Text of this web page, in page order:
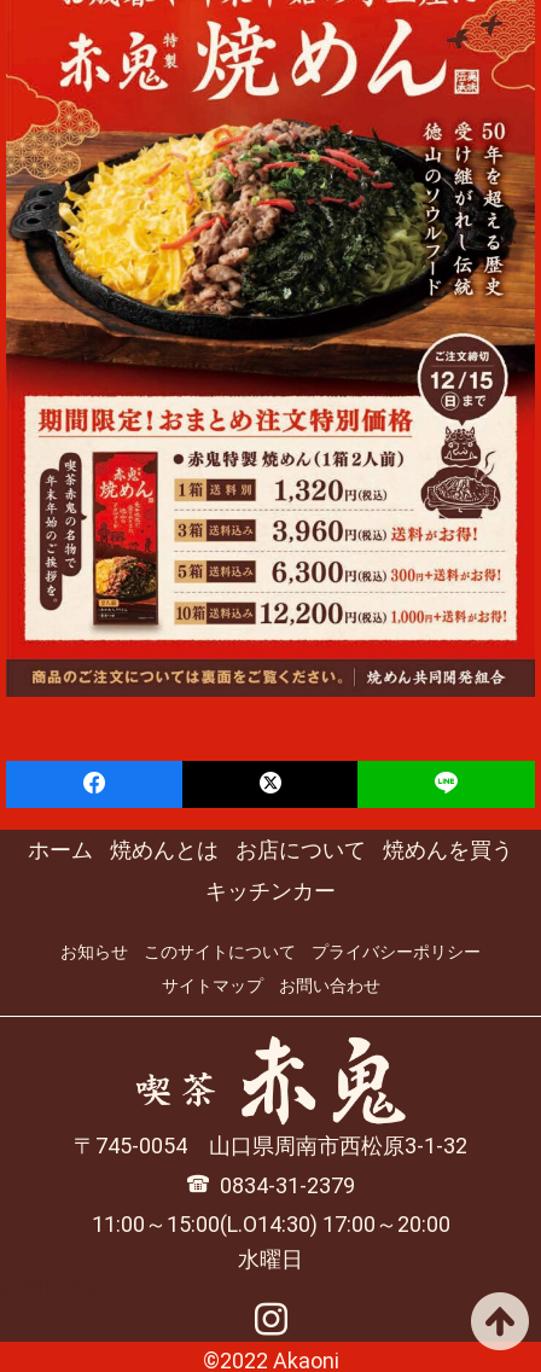
ホーム 焼めんとは お店について
焼めんを買う
キッチンカー
お知らせ このサイトについて
プライバシーポリシー
サイトマップ
お問い合わせ
745-0054 山口県周南市西松原3-1-32
0834-31-2379
11:00～15:00(L.O14:30) 17:00～20:00
水曜日
©2022 Akaoni